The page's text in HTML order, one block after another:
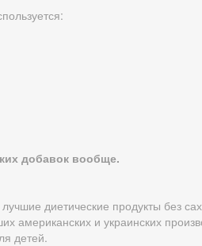
добавок вообще.
диетические продукты без
американских и украинских
детей.